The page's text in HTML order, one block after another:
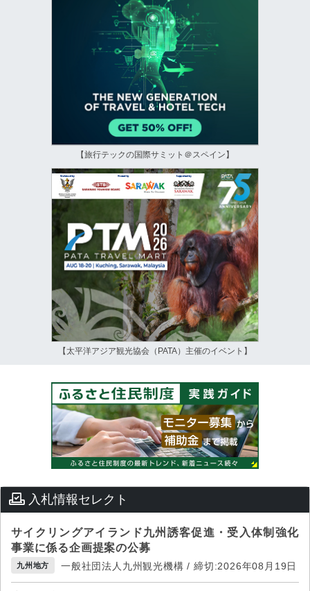
【旅行テックの国際サミット＠スペイン】
【太平洋アジア観光協会（PATA）主催のイベント】
入札情報セレクト
サイクリングアイランド九州誘客促進・受入体制強化
事業に係る企画提案の公募
九州地方 一般社団法人九州観光機構 / 締切:2026年08月19日